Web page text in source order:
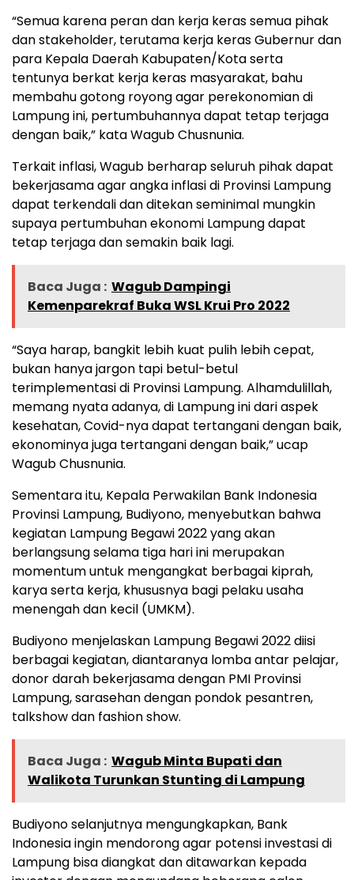
“Semua karena peran dan kerja keras semua pihak
dan stakeholder, terutama kerja keras Gubernur dan
para Kepala Daerah Kabupaten/Kota serta
tentunya berkat kerja keras masyarakat, bahu
membahu gotong royong agar perekonomian di
Lampung ini, pertumbuhannya dapat tetap terjaga
dengan baik,” kata Wagub Chusnunia.
Terkait inflasi, Wagub berharap seluruh pihak dapat
bekerjasama agar angka inflasi di Provinsi Lampung
dapat terkendali dan ditekan seminimal mungkin
supaya pertumbuhan ekonomi Lampung dapat
tetap terjaga dan semakin baik lagi.
Baca Juga : Wagub Dampingi
Kemenparekraf Buka WSL Krui Pro 2022
“Saya harap, bangkit lebih kuat pulih lebih cepat,
bukan hanya jargon tapi betul-betul
terimplementasi di Provinsi Lampung. Alhamdulillah,
memang nyata adanya, di Lampung ini dari aspek
kesehatan, Covid-nya dapat tertangani dengan baik,
ekonominya juga tertangani dengan baik,” ucap
Wagub Chusnunia.
Sementara itu, Kepala Perwakilan Bank Indonesia
Provinsi Lampung, Budiyono, menyebutkan bahwa
kegiatan Lampung Begawi 2022 yang akan
berlangsung selama tiga hari ini merupakan
momentum untuk mengangkat berbagai kiprah,
karya serta kerja, khususnya bagi pelaku usaha
menengah dan kecil (UMKM).
Budiyono menjelaskan Lampung Begawi 2022 diisi
berbagai kegiatan, diantaranya lomba antar pelajar,
donor darah bekerjasama dengan PMI Provinsi
Lampung, sarasehan dengan pondok pesantren,
talkshow dan fashion show.
Baca Juga : Wagub Minta Bupati dan
Walikota Turunkan Stunting di Lampung
Budiyono selanjutnya mengungkapkan, Bank
Indonesia ingin mendorong agar potensi investasi di
Lampung bisa diangkat dan ditawarkan kepada